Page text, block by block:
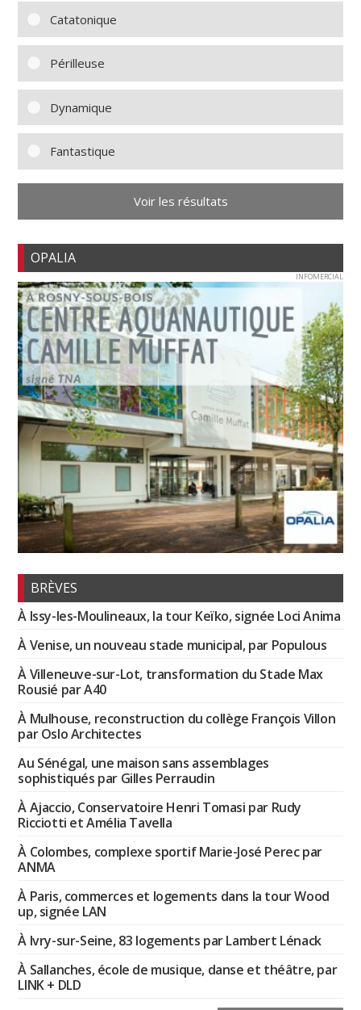
Catatonique
Périlleuse
Dynamique
Fantastique
Voir les résultats
OPALIA
INFOMERCIAL
BRÈVES
À Issy-les-Moulineaux, la tour Keïko, signée Loci Anima
À Venise, un nouveau stade municipal, par Populous
À Villeneuve-sur-Lot, transformation du Stade Max
Rousié par A40
À Mulhouse, reconstruction du collège François Villon
par Oslo Architectes
Au Sénégal, une maison sans assemblages
sophistiqués par Gilles Perraudin
À Ajaccio, Conservatoire Henri Tomasi par Rudy
Ricciotti et Amélia Tavella
À Colombes, complexe sportif Marie-José Perec par
ANMA
À Paris, commerces et logements dans la tour Wood
up, signée LAN
À Ivry-sur-Seine, 83 logements par Lambert Lénack
À Sallanches, école de musique, danse et théâtre, par
LINK + DLD